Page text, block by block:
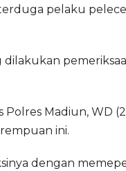
pelaku
dilakukan
Polres Madiun,
ini.
dengan